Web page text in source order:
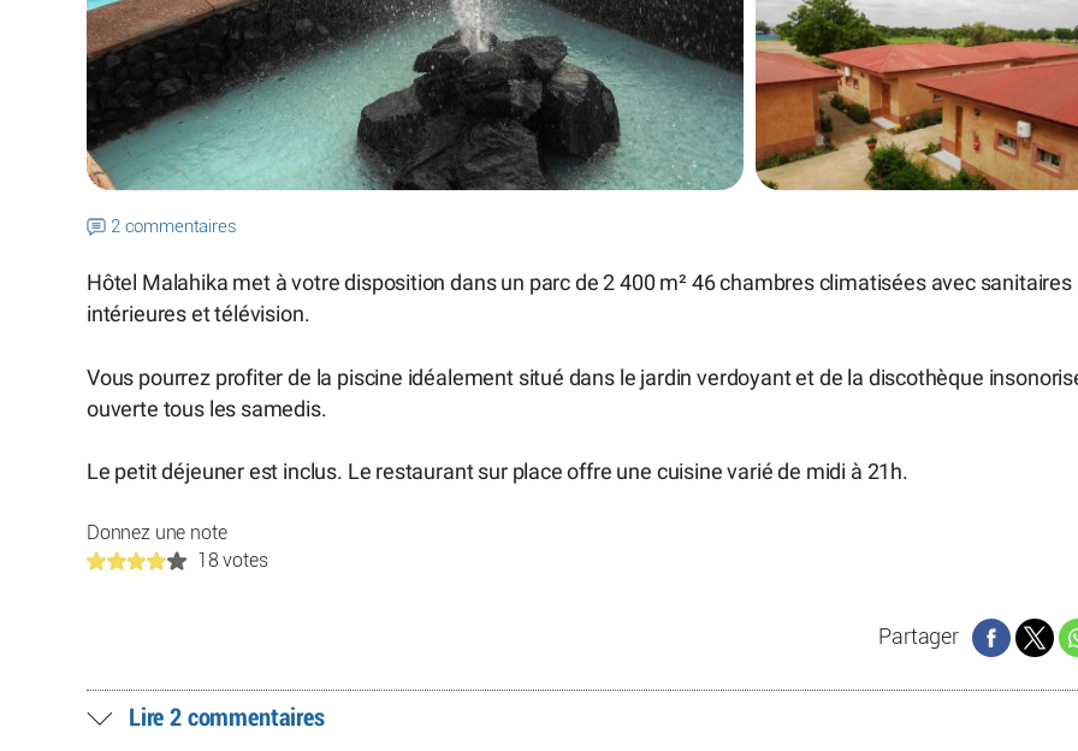
2 commentaires
Hôtel Malahika met à votre disposition dans un parc de 2 400 m² 46 chambres climatisées avec sanitaires
intérieures et télévision.
Vous pourrez profiter de la piscine idéalement situé dans le jardin verdoyant et de la discothèque
ouverte tous les samedis.
Le petit déjeuner est inclus. Le restaurant sur place offre une cuisine varié de midi à 21h.
Donnez une note
18 votes
Partager
Lire 2 commentaires